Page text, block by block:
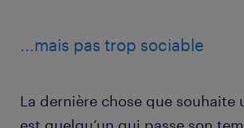
...mais pas trop sociable
La dernière chose que souhaite